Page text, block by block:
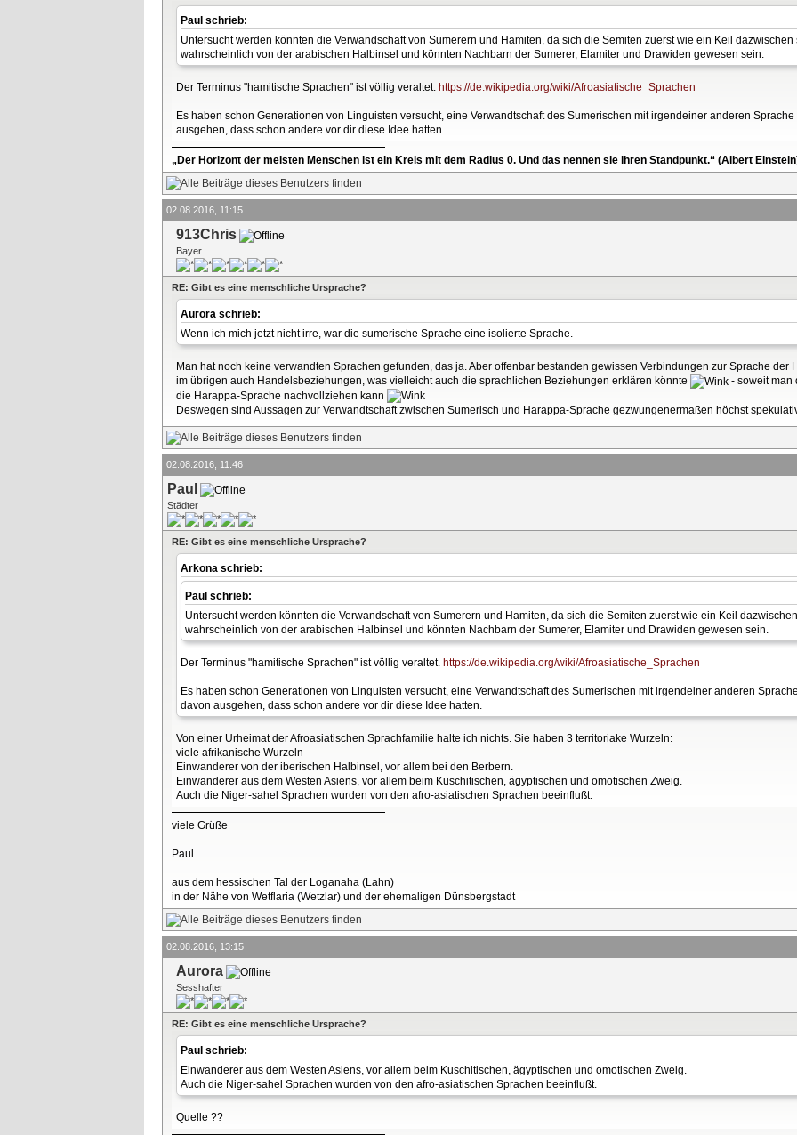
Paul schrieb:
Untersucht werden könnten die Verwandschaft von Sumerern und Hamiten, da sich die Semiten zuerst wie ein Keil
wahrscheinlich von der arabischen Halbinsel und könnten Nachbarn der Sumerer, Elamiter und Drawiden gewesen sein.
Der Terminus "hamitische Sprachen" ist völlig veraltet. https://de.wikipedia.org/wiki/Afroasiatische_Sprachen
Es haben schon Generationen von Linguisten versucht, eine Verwandtschaft des Sumerischen mit irgendeiner anderen
ausgehen, dass schon andere vor dir diese Idee hatten.
„Der Horizont der meisten Menschen ist ein Kreis mit dem Radius 0. Und das nennen sie ihren Standpunkt.“ (Albert
02.08.2016, 11:15
913Chris
Bayer
RE: Gibt es eine menschliche Ursprache?
Aurora schrieb:
Wenn ich mich jetzt nicht irre, war die sumerische Sprache eine isolierte Sprache.
Man hat noch keine verwandten Sprachen gefunden, das ja. Aber offenbar bestanden gewissen Verbindungen zur Sprache der
im übrigen auch Handelsbeziehungen, was vielleicht auch die sprachlichen Beziehungen erklären könnte
- soweit man
die Harappa-Sprache nachvollziehen kann
Deswegen sind Aussagen zur Verwandtschaft zwischen Sumerisch und Harappa-Sprache gezwungenermaßen höchst
02.08.2016, 11:46
Paul
Städter
RE: Gibt es eine menschliche Ursprache?
Arkona schrieb:
Paul schrieb:
Untersucht werden könnten die Verwandschaft von Sumerern und Hamiten, da sich die Semiten zuerst wie ein Keil
wahrscheinlich von der arabischen Halbinsel und könnten Nachbarn der Sumerer, Elamiter und Drawiden gewesen sein.
Der Terminus "hamitische Sprachen" ist völlig veraltet. https://de.wikipedia.org/wiki/Afroasiatische_Sprachen
Es haben schon Generationen von Linguisten versucht, eine Verwandtschaft des Sumerischen mit irgendeiner anderen
davon ausgehen, dass schon andere vor dir diese Idee hatten.
Von einer Urheimat der Afroasiatischen Sprachfamilie halte ich nichts. Sie haben 3 territoriake Wurzeln:
viele afrikanische Wurzeln
Einwanderer von der iberischen Halbinsel, vor allem bei den Berbern.
Einwanderer aus dem Westen Asiens, vor allem beim Kuschitischen, ägyptischen und omotischen Zweig.
Auch die Niger-sahel Sprachen wurden von den afro-asiatischen Sprachen beeinflußt.
viele Grüße
Paul
aus dem hessischen Tal der Loganaha (Lahn)
in der Nähe von Wetflaria (Wetzlar) und der ehemaligen Dünsbergstadt
02.08.2016, 13:15
Aurora
Sesshafter
RE: Gibt es eine menschliche Ursprache?
Paul schrieb:
Einwanderer aus dem Westen Asiens, vor allem beim Kuschitischen, ägyptischen und omotischen Zweig.
Auch die Niger-sahel Sprachen wurden von den afro-asiatischen Sprachen beeinflußt.
Quelle ??